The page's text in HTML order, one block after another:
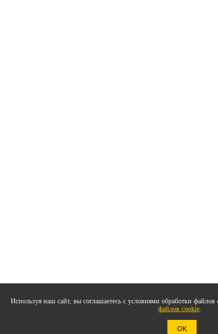
Используя наш сайт, вы соглашаетесь с условиями обработки
файлов cookie.
OK